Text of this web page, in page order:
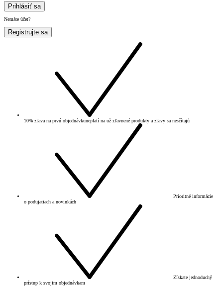
Prihlásiť sa
Nemáte účet?
Registrujte sa
10% zľava na prvú objednávkuneplatí na už zľavnené produkty a zľavy sa nesčítajú
Prioritné informácie
o podujatiach a novinkách
Získate jednoduchý
prístup k svojim objednávkam